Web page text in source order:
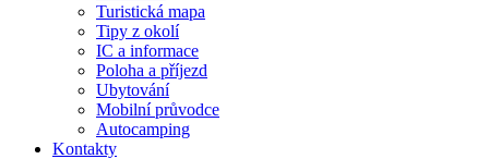
Turistická mapa
Tipy z okolí
IC a informace
Poloha a příjezd
Ubytování
Mobilní průvodce
Autocamping
Kontakty